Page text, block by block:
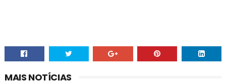
MAIS NOTÍCIAS